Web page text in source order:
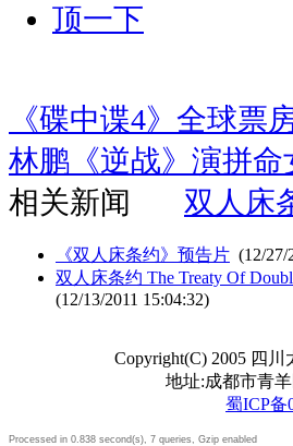
顶一下
《碟中谍4》全球票
林鹏《逆战》演拼
相关新闻
双人床
《双人床条约》预告片 (12/27/
双人床条约 The Treaty Of
(12/13/2011 15:04:32)
Copyright(C) 2005 四
地址:成都市青
蜀ICP备
Processed in 0.838 second(s), 7 queries, Gzip enabled